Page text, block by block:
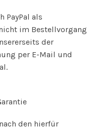
PayPal als
im Bestellvorgang
der
per E-Mail und
den hierfür